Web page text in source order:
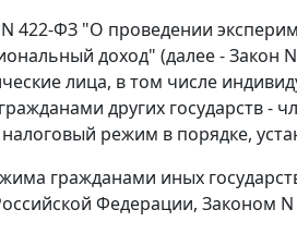
422-ФЗ "О проведении
доход" (далее - Закон
лица, в том числе
других государств -
режим в порядке,
гражданами иных
Федерации, Законом